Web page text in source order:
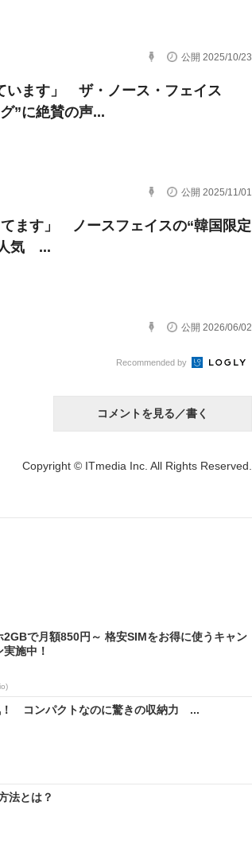
公開 2025/10/23
います」 ザ・ノース・フェイス
”に絶賛の声...
公開 2025/11/01
てます」 ノースフェイスの“韓国限定
人気 ...
公開 2026/06/02
Recommended by
コメントを見る／書く
Copyright © ITmedia Inc. All Rights Reserved.
2GBで月額850円～ 格安SIMをお得に使うキャン
施中！
！ コンパクトなのに驚きの収納力 ...
法とは？